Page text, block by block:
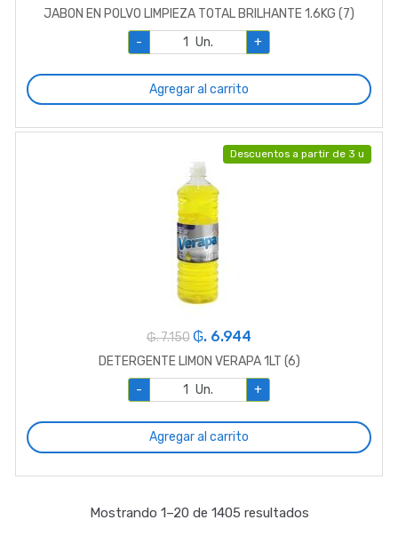
JABON EN POLVO LIMPIEZA TOTAL BRILHANTE 1.6KG (7)
-
Un. +
Agregar al carrito
Descuentos a partir de 3 u
₲. 7.150 ₲. 6.944
DETERGENTE LIMON VERAPA 1LT (6)
-
Un. +
Agregar al carrito
Mostrando 1–20 de 1405 resultados